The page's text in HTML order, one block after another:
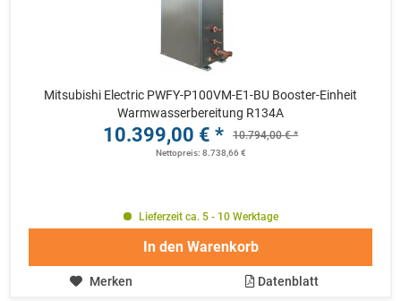
Mitsubishi Electric PWFY-P100VM-E1-BU Booster-Einheit
Warmwasserbereitung R134A
10.399,00 € * 10.794,00 € *
Nettopreis: 8.738,66 €
Lieferzeit ca. 5 - 10 Werktage
In den Warenkorb
Merken Datenblatt